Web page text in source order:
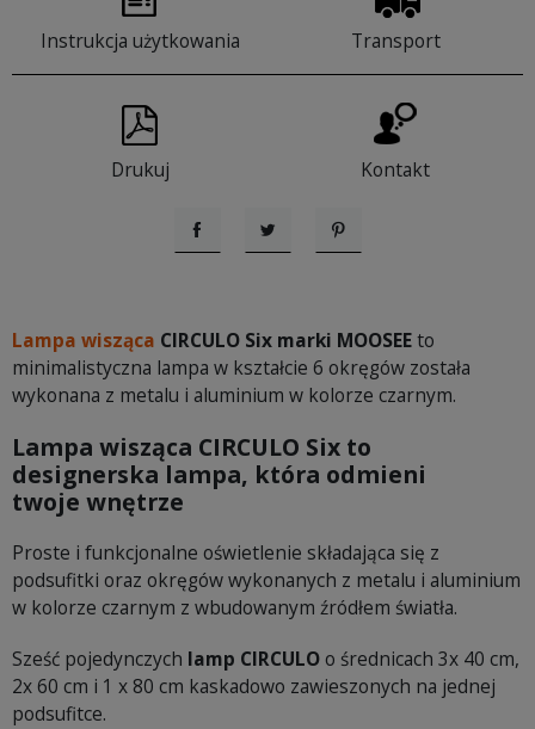
Instrukcja użytkowania Transport
Drukuj Kontakt
UdostępnijTweetujPinterest
Lampa wisząca CIRCULO Six marki MOOSEEto
minimalistyczna lampa w kształcie 6 okręgów została
wykonana z metalu i aluminium w kolorze czarnym.
Lampa wisząca CIRCULO Six to
designerska lampa, która odmieni
twoje wnętrze
Proste i funkcjonalne oświetlenie składająca się z
podsufitki oraz okręgów wykonanych z metalu i aluminium
w kolorze czarnym z wbudowanym źródłem światła.
Sześć pojedynczych lamp CIRCULOo średnicach 3x 40 cm,
2x 60 cm i 1 x 80 cm kaskadowo zawieszonych na jednej
podsufitce.